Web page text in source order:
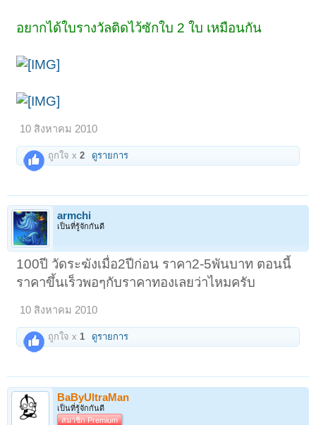
อยากได้ใบรางวัลติดไว้ซักใบ 2 ใบ เหมือนกัน
10 สิงหาคม 2010
ถูกใจ x2 ดูรายการ
armchi
เป็นที่รู้จักกันดี
100ปี วัดระฆังเมื่อ2ปีก่อน ราคา2-5พันบาท ตอนนี้
ราคาขึ้นเร็วพอๆกับราคาทองเลยว่าไหมครับ
10 สิงหาคม 2010
ถูกใจ x1 ดูรายการ
BaByUltraMan
เป็นที่รู้จักกันดี
สมาชิก Premium